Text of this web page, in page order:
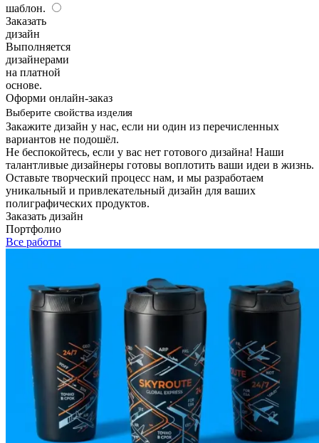
шаблон.
Заказать
дизайн
Выполняется
дизайнерами
на платной
основе.
Оформи онлайн-заказ
Выберите свойства изделия
Закажите дизайн у нас, если ни один из перечисленных
вариантов не подошёл.
Не беспокойтесь, если у вас нет готового дизайна! Наши
талантливые дизайнеры готовы воплотить ваши идеи в жизнь.
Оставьте творческий процесс нам, и мы разработаем
уникальный и привлекательный дизайн для ваших
полиграфических продуктов.
Заказать дизайн
Портфолио
Все работы